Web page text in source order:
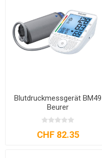
Blutdruckmessgerät BM49
Beurer
CHF 82.35